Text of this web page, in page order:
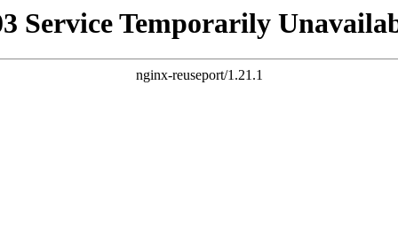
Service Temporarily
nginx-reuseport/1.21.1